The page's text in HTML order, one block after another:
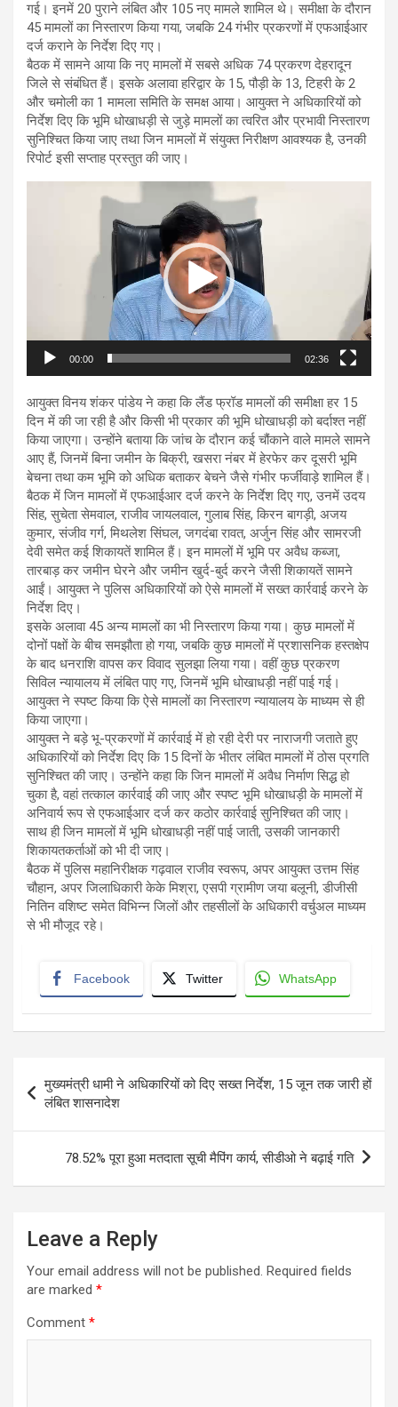
गई। इनमें 20 पुराने लंबित और 105 नए मामले शामिल थे। समीक्षा के दौरान
45 मामलों का निस्तारण किया गया, जबकि 24 गंभीर प्रकरणों में एफआईआर
दर्ज कराने के निर्देश दिए गए।
बैठक में सामने आया कि नए मामलों में सबसे अधिक 74 प्रकरण देहरादून
जिले से संबंधित हैं। इसके अलावा हरिद्वार के 15, पौड़ी के 13, टिहरी के 2
और चमोली का 1 मामला समिति के समक्ष आया। आयुक्त ने अधिकारियों को
निर्देश दिए कि भूमि धोखाधड़ी से जुड़े मामलों का त्वरित और प्रभावी निस्तारण
सुनिश्चित किया जाए तथा जिन मामलों में संयुक्त निरीक्षण आवश्यक है, उनकी
रिपोर्ट इसी सप्ताह प्रस्तुत की जाए।
00:00 02:36
आयुक्त विनय शंकर पांडेय ने कहा कि लैंड फ्रॉड मामलों की समीक्षा हर 15
दिन में की जा रही है और किसी भी प्रकार की भूमि धोखाधड़ी को बर्दाश्त नहीं
किया जाएगा। उन्होंने बताया कि जांच के दौरान कई चौंकाने वाले मामले सामने
आए हैं, जिनमें बिना जमीन के बिक्री, खसरा नंबर में हेरफेर कर दूसरी भूमि
बेचना तथा कम भूमि को अधिक बताकर बेचने जैसे गंभीर फर्जीवाड़े शामिल हैं।
बैठक में जिन मामलों में एफआईआर दर्ज करने के निर्देश दिए गए, उनमें उदय
सिंह, सुचेता सेमवाल, राजीव जायलवाल, गुलाब सिंह, किरन बागड़ी, अजय
कुमार, संजीव गर्ग, मिथलेश सिंघल, जगदंबा रावत, अर्जुन सिंह और सामरजी
देवी समेत कई शिकायतें शामिल हैं। इन मामलों में भूमि पर अवैध कब्जा,
तारबाड़ कर जमीन घेरने और जमीन खुर्द-बुर्द करने जैसी शिकायतें सामने
आईं। आयुक्त ने पुलिस अधिकारियों को ऐसे मामलों में सख्त कार्रवाई करने के
निर्देश दिए।
इसके अलावा 45 अन्य मामलों का भी निस्तारण किया गया। कुछ मामलों में
दोनों पक्षों के बीच समझौता हो गया, जबकि कुछ मामलों में प्रशासनिक हस्तक्षेप
के बाद धनराशि वापस कर विवाद सुलझा लिया गया। वहीं कुछ प्रकरण
सिविल न्यायालय में लंबित पाए गए, जिनमें भूमि धोखाधड़ी नहीं पाई गई।
आयुक्त ने स्पष्ट किया कि ऐसे मामलों का निस्तारण न्यायालय के माध्यम से ही
किया जाएगा।
आयुक्त ने बड़े भू-प्रकरणों में कार्रवाई में हो रही देरी पर नाराजगी जताते हुए
अधिकारियों को निर्देश दिए कि 15 दिनों के भीतर लंबित मामलों में ठोस प्रगति
सुनिश्चित की जाए। उन्होंने कहा कि जिन मामलों में अवैध निर्माण सिद्ध हो
चुका है, वहां तत्काल कार्रवाई की जाए और स्पष्ट भूमि धोखाधड़ी के मामलों में
अनिवार्य रूप से एफआईआर दर्ज कर कठोर कार्रवाई सुनिश्चित की जाए।
साथ ही जिन मामलों में भूमि धोखाधड़ी नहीं पाई जाती, उसकी जानकारी
शिकायतकर्ताओं को भी दी जाए।
बैठक में पुलिस महानिरीक्षक गढ़वाल राजीव स्वरूप, अपर आयुक्त उत्तम सिंह
चौहान, अपर जिलाधिकारी केके मिश्रा, एसपी ग्रामीण जया बलूनी, डीजीसी
नितिन वशिष्ट समेत विभिन्न जिलों और तहसीलों के अधिकारी वर्चुअल माध्यम
से भी मौजूद रहे।
Facebook Twitter WhatsApp
navigation
मुख्यमंत्री धामी ने अधिकारियों को दिए सख्त निर्देश, 15 जून तक जारी हों
लंबित शासनादेश
78.52% पूरा हुआ मतदाता सूची मैपिंग कार्य, सीडीओ ने बढ़ाई गति
Leave a Reply
Your email address will not be published. Required fields
are marked *
Comment *